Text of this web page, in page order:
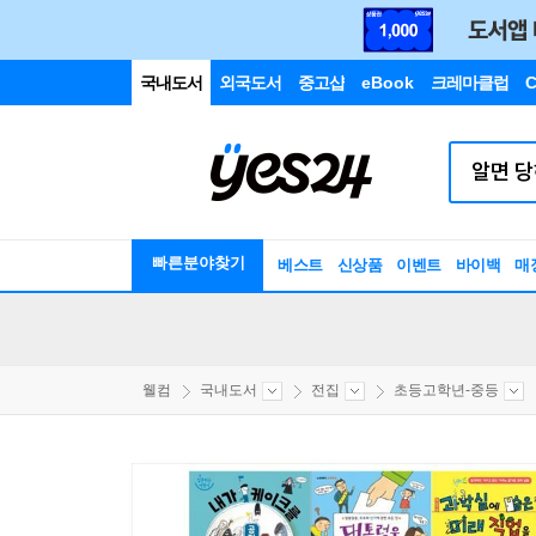
국내도서 외국도서 중고샵 eBook 크레마클럽
빠른분야찾기 베스트 신상품 이벤트 바이백 매
웰컴 국내도서 전집 초등고학년-중등